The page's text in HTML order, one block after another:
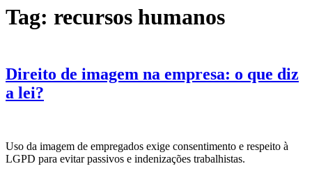
Tag: recursos humanos
Direito de imagem na empresa: o que diz
a lei?
Uso da imagem de empregados exige consentimento e respeito à
LGPD para evitar passivos e indenizações trabalhistas.